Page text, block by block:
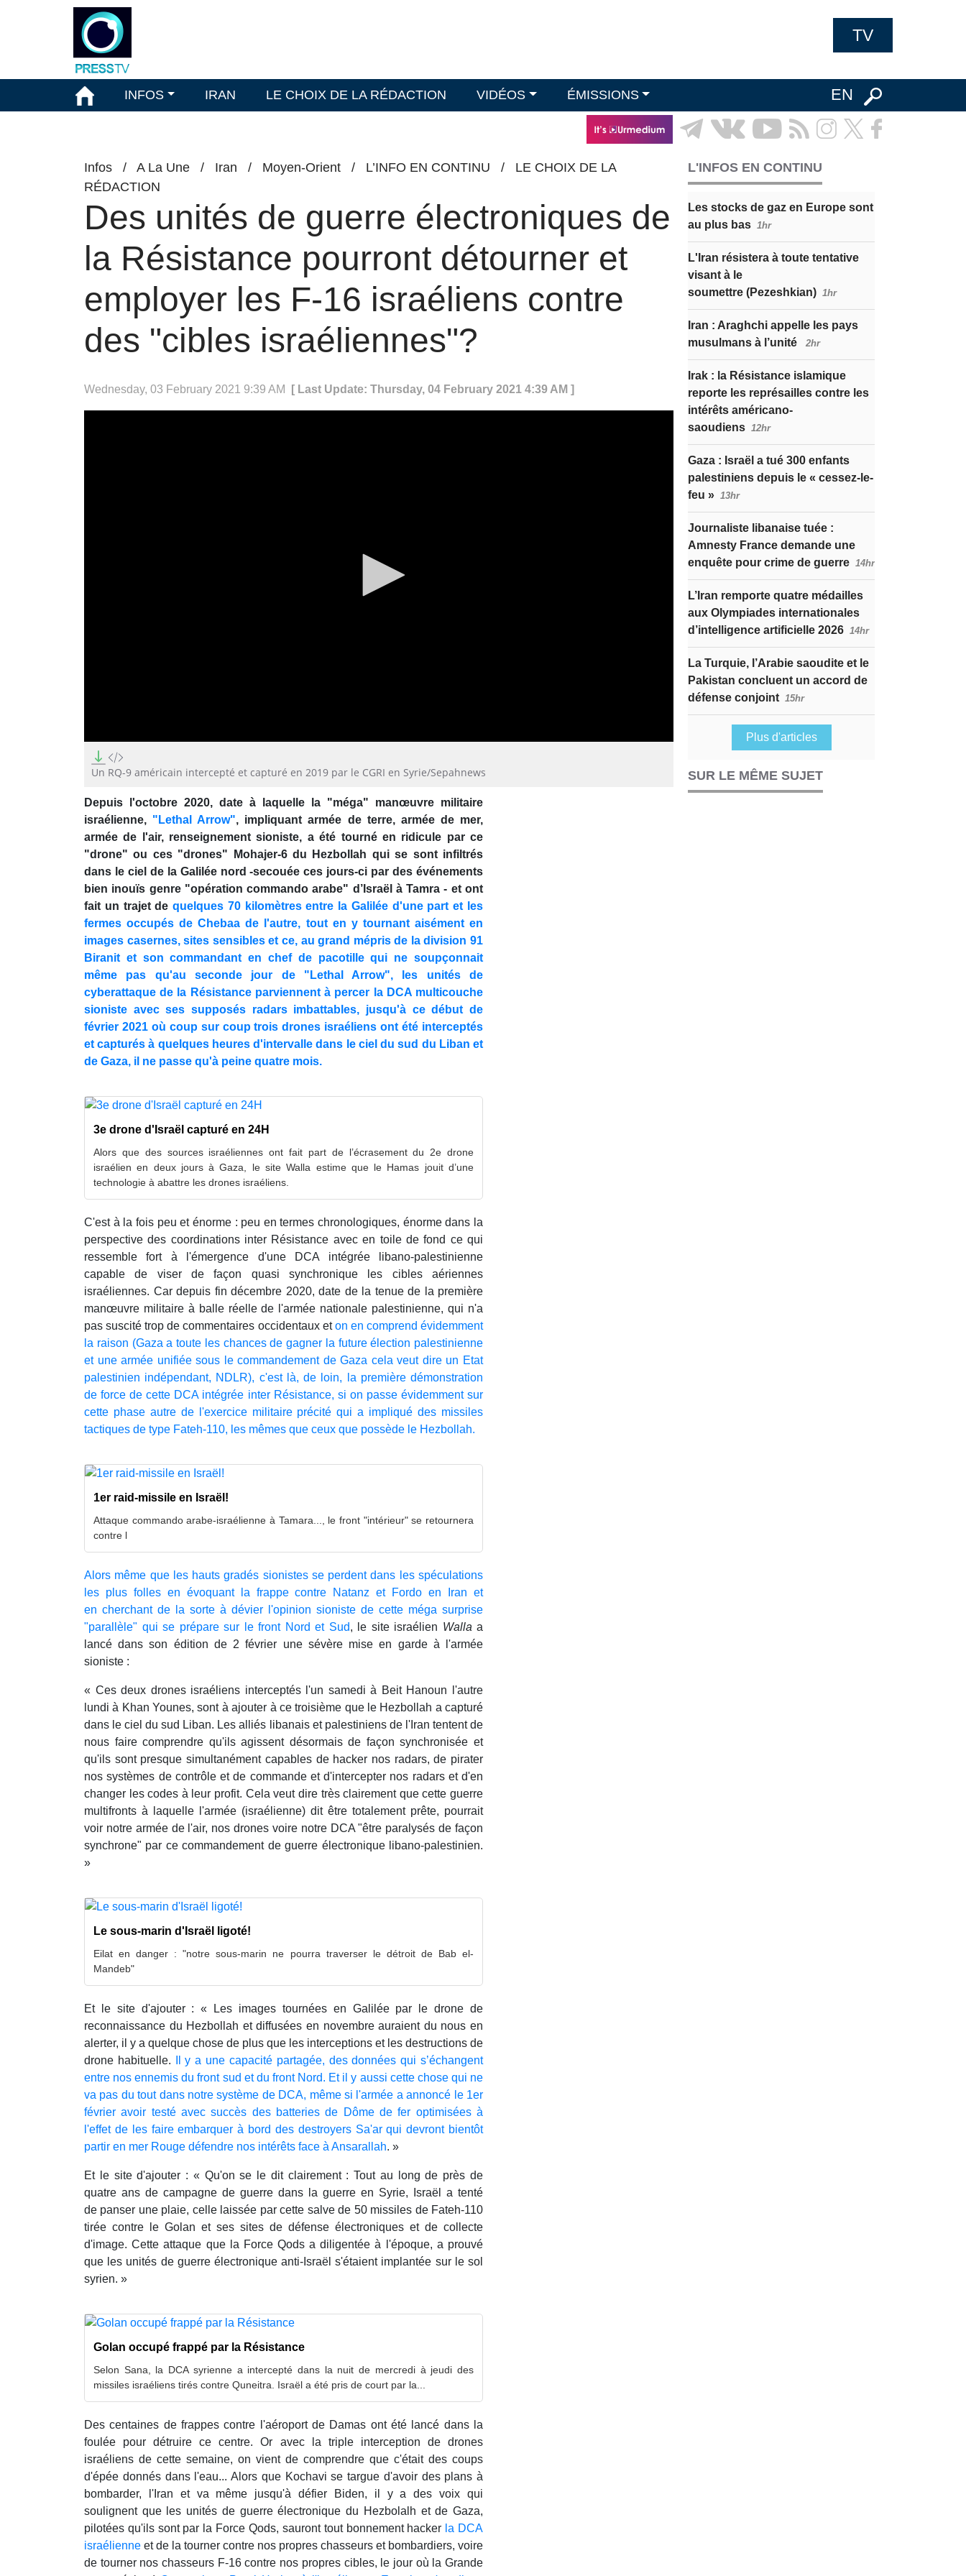
TV
INFOS IRAN LE CHOIX DE LA RÉDACTION VIDÉOS ÉMISSIONS EN
Infos / A La Une / Iran / Moyen-Orient / L’INFO EN CONTINU /
LE CHOIX DE LA
RÉDACTION
Des unités de guerre électroniques de
la Résistance pourront détourner et
employer les F-16 israéliens contre
des "cibles israéliennes"?
Wednesday, 03 February 2021 9:39 AM [ Last Update: Thursday, 04 February 2021 4:39 AM ]
seconds
of
41
secondsVolume
90%
Un RQ-9 américain intercepté et capturé en 2019 par le CGRI en Syrie/Sepahnews
Depuis l'octobre 2020, date à laquelle la "méga" manœuvre militaire
israélienne, "Lethal Arrow", impliquant armée de terre, armée de mer,
armée de l'air, renseignement sioniste, a été tourné en ridicule par ce
"drone" ou ces "drones" Mohajer-6 du Hezbollah qui se sont infiltrés
dans le ciel de la Galilée nord -secouée ces jours-ci par des événements
bien inouïs genre "opération commando arabe" d’Israël à Tamra - et ont
fait un trajet dequelques 70 kilomètres entre la Galilée d'une part et les
fermes occupés de Chebaa de l'autre, tout en y tournant aisément en
images casernes, sites sensibles et ce, au grand mépris de la division 91
Biranit et son commandant en chef de pacotille qui ne soupçonnait
même pas qu'au seconde jour de "Lethal Arrow", les unités de
cyberattaque de la Résistance parviennent à percer la DCA multicouche
sioniste avec ses supposés radars imbattables, jusqu'à ce début de
février 2021 où coup sur coup trois drones israéliens ont été interceptés
et capturés à quelques heures d'intervalle dans le ciel du sud du Liban et
de Gaza, il ne passe qu'à peine quatre mois.
3e drone d'Israël capturé en 24H
Alors que des sources israéliennes ont fait part de l’écrasement du 2e drone
israélien en deux jours à Gaza, le site Walla estime que le Hamas jouit d’une
technologie à abattre les drones israéliens.
C'est à la fois peu et énorme : peu en termes chronologiques, énorme dans la
perspective des coordinations inter Résistance avec en toile de fond ce qui
ressemble fort à l'émergence d'une DCA intégrée libano-palestinienne
capable de viser de façon quasi synchronique les cibles aériennes
israéliennes. Car depuis fin décembre 2020, date de la tenue de la première
manœuvre militaire à balle réelle de l'armée nationale palestinienne, qui n'a
pas suscité trop de commentaires occidentaux eton en comprend évidemment
la raison (Gaza a toute les chances de gagner la future élection palestinienne
et une armée unifiée sous le commandement de Gaza cela veut dire un Etat
palestinien indépendant, NDLR), c'est là, de loin, la première démonstration
de force de cette DCA intégrée inter Résistance, si on passe évidemment sur
cette phase autre de l'exercice militaire précité qui a impliqué des missiles
tactiques de type Fateh-110, les mêmes que ceux que possède le Hezbollah.
1er raid-missile en Israël!
Attaque commando arabe-israélienne à Tamara..., le front "intérieur" se retournera
contre l
Alors même que les hauts gradés sionistes se perdent dans les spéculations
les plus folles en évoquant la frappe contre Natanz et Fordo en Iran et
en cherchant de la sorte à dévier l'opinion sioniste de cette méga surprise
"parallèle" qui se prépare sur le front Nord et Sud, le site israélien Walla a
lancé dans son édition de 2 février une sévère mise en garde à l'armée
sioniste :
« Ces deux drones israéliens interceptés l'un samedi à Beit Hanoun l'autre
lundi à Khan Younes, sont à ajouter à ce troisième que le Hezbollah a capturé
dans le ciel du sud Liban. Les alliés libanais et palestiniens de l'Iran tentent de
nous faire comprendre qu'ils agissent désormais de façon synchronisée et
qu'ils sont presque simultanément capables de hacker nos radars, de pirater
nos systèmes de contrôle et de commande et d'intercepter nos radars et d'en
changer les codes à leur profit. Cela veut dire très clairement que cette guerre
multifronts à laquelle l'armée (israélienne) dit être totalement prête, pourrait
voir notre armée de l'air, nos drones voire notre DCA "être paralysés de façon
synchrone" par ce commandement de guerre électronique libano-palestinien.
»
Le sous-marin d'Israël ligoté!
Eilat en danger : "notre sous-marin ne pourra traverser le détroit de Bab el-
Mandeb"
Et le site d'ajouter : « Les images tournées en Galilée par le drone de
reconnaissance du Hezbollah et diffusées en novembre auraient du nous en
alerter, il y a quelque chose de plus que les interceptions et les destructions de
drone habituelle.
Il y a une capacité partagée, des données qui s’échangent
entre nos ennemis du front sud et du front Nord. Et il y aussi cette chose qui ne
va pas du tout dans notre système de DCA, même si l'armée a annoncé le 1er
février avoir testé avec succès des batteries de Dôme de fer optimisées à
l'effet de les faire embarquer à bord des destroyers Sa'ar qui devront bientôt
partir en mer Rouge défendre nos intérêts face à Ansarallah. »
Et le site d'ajouter : « Qu'on se le dit clairement : Tout au long de près de
quatre ans de campagne de guerre dans la guerre en Syrie, Israël a tenté
de panser une plaie, celle laissée par cette salve de 50 missiles de Fateh-110
tirée contre le Golan et ses sites de défense électroniques et de collecte
d'image. Cette attaque que la Force Qods a diligentée à l'époque, a prouvé
que les unités de guerre électronique anti-Israël s'étaient implantée sur le sol
syrien. »
Golan occupé frappé par la Résistance
Selon Sana, la DCA syrienne a intercepté dans la nuit de mercredi à jeudi des
missiles israéliens tirés contre Quneitra. Israël a été pris de court par la...
Des centaines de frappes contre l'aéroport de Damas ont été lancé dans la
foulée pour détruire ce centre. Or avec la triple interception de drones
israéliens de cette semaine, on vient de comprendre que c'était des coups
d'épée donnés dans l'eau... Alors que Kochavi se targue d'avoir des plans à
bombarder, l'Iran et va même jusqu'à défier Biden, il y a des voix qui
soulignent que les unités de guerre électronique du Hezbolalh et de Gaza,
pilotées qu'ils sont par la Force Qods, sauront tout bonnement hacker la DCA
israélienne et de la tourner contre nos propres chasseurs et bombardiers, voire
de tourner nos chasseurs F-16 contre nos propres cibles, le jour où la Grande
L'INFOS EN CONTINU
Les stocks de gaz en Europe sont
au plus bas 1hr
L'Iran résistera à toute tentative
visant à le
soumettre (Pezeshkian) 1hr
Iran : Araghchi appelle les pays
musulmans à l’unité
2hr
Irak : la Résistance islamique
reporte les représailles contre les
intérêts américano-
saoudiens 12hr
Gaza : Israël a tué 300 enfants
palestiniens depuis le « cessez-le-
feu » 13hr
Journaliste libanaise tuée :
Amnesty France demande une
enquête pour crime de guerre 14hr
L’Iran remporte quatre médailles
aux Olympiades internationales
d’intelligence artificielle 2026 14hr
La Turquie, l’Arabie saoudite et le
Pakistan concluent un accord de
défense conjoint 15hr
Plus d'articles
SUR LE MÊME SUJET